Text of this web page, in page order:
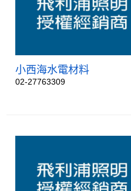
小西海水電材料
02-27763309